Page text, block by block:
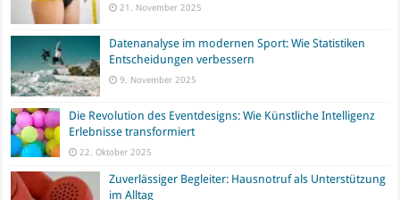
21. November 2025
Datenanalyse im modernen Sport: Wie Statistiken
Entscheidungen verbessern
9. November 2025
Die Revolution des Eventdesigns: Wie Künstliche Intelligenz
Erlebnisse transformiert
22. Oktober 2025
Zuverlässiger Begleiter: Hausnotruf als Unterstützung
im Alltag